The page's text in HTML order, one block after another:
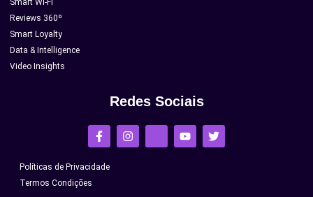
Reviews 360º
Smart Loyalty
Data & Intelligence
Video Insights
Redes Sociais
Políticas de Privacidade
Termos Condições